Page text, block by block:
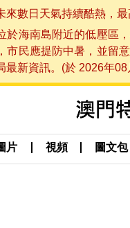
來數日天氣持續酷熱，
於海南島附近的低壓區
市民應提防中暑，並留
最新資訊。(於 2026年
片 視頻 圖文包